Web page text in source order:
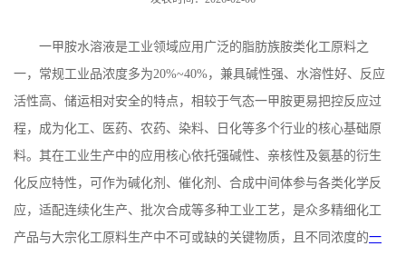
一甲胺水溶液是工业领域应用广泛的脂肪族胺类化工原料之
一，常规工业品浓度多为20%~40%，兼具碱性强、水溶性好、反应
活性高、储运相对安全的特点，相较于气态一甲胺更易把控反应过
程，成为化工、医药、农药、染料、日化等多个行业的核心基础原
料。其在工业生产中的应用核心依托强碱性、亲核性及氨基的衍生
化反应特性，可作为碱化剂、催化剂、合成中间体参与各类化学反
应，适配连续化生产、批次合成等多种工业工艺，是众多精细化工
产品与大宗化工原料生产中不可或缺的关键物质，且不同浓度的一